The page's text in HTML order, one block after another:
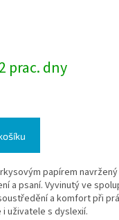
prac. dny
papírem
a psaní. Vyvinutý ve
a komfort při
uživatele s dyslexií.